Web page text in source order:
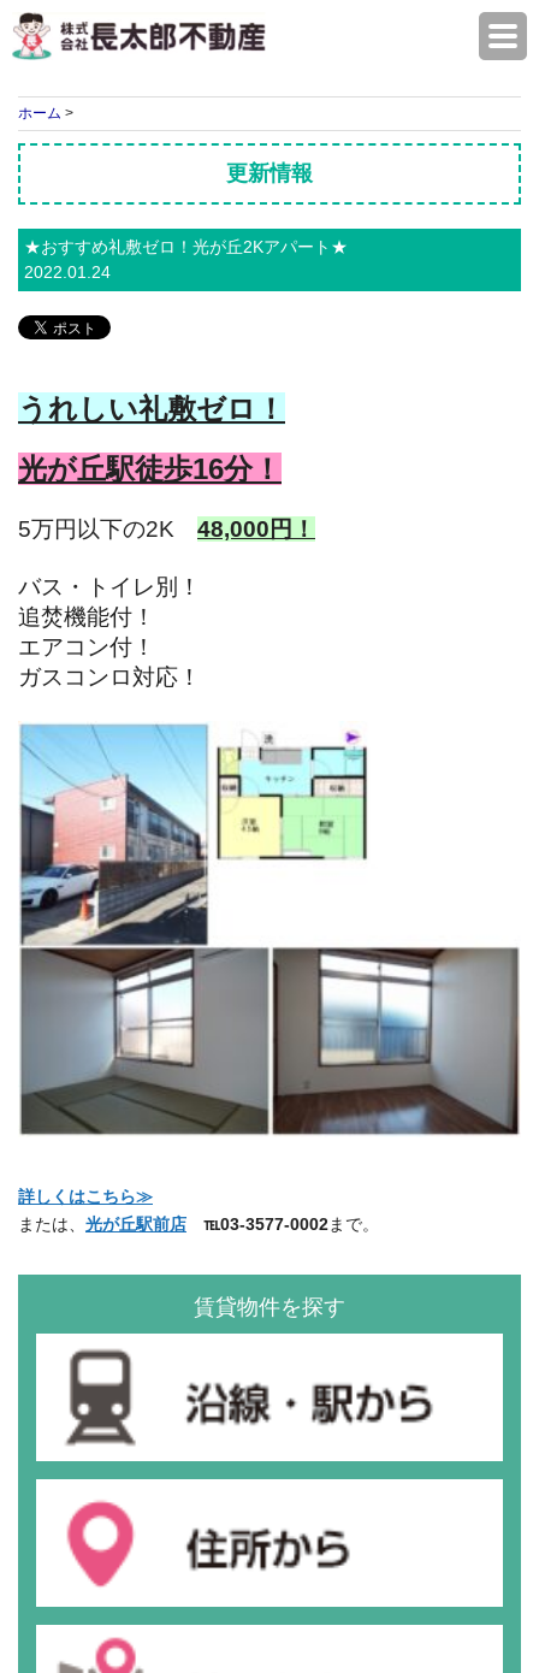
ホーム >
更新情報
★おすすめ礼敷ゼロ！光が丘2Kアパート★
2022.01.24
うれしい礼敷ゼロ！
光が丘駅徒歩16分！
5万円以下の2K 48,000円！
バス・トイレ別！
追焚機能付！
エアコン付！
ガスコンロ対応！
詳しくはこちら≫
または、 光が丘駅前店 ℡03-3577-0002まで。
賃貸物件を探す